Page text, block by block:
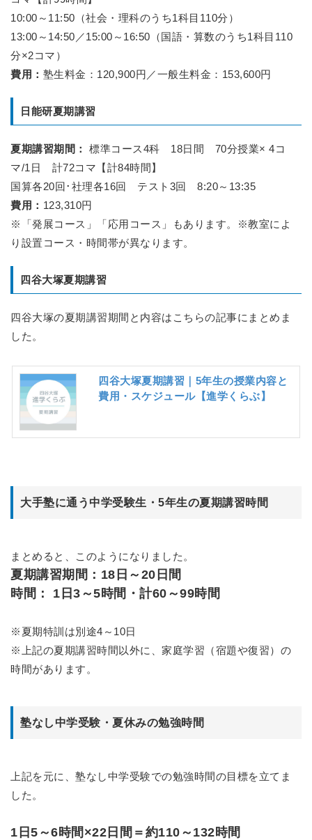
10:00～11:50（社会・理科のうち1科目110分）
13:00～14:50／15:00～16:50（国語・算数のうち1科目110
分×2コマ）
費用： 塾生料金：120,900円／一般生料金：153,600円
日能研夏期講習
夏期講習期間：
標準コース4科 18日間 70分授業× 4コ
マ/1日 計72コマ【計84時間】
国算各20回･社理各16回 テスト3回 8:20～13:35
費用： 123,310円
※「発展コース」「応用コース」もあります。※教室によ
り設置コース・時間帯が異なります。
四谷大塚夏期講習
四谷大塚の夏期講習期間と内容はこちらの記事にまとめま
した。
四谷大塚夏期講習｜5年生の授業内容と
費用・スケジュール【進学くらぶ】
大手塾に通う中学受験生・5年生の夏期講習時間
まとめると、このようになりました。
夏期講習期間：18日～20日間
時間： 1日3～5時間・計60～99時間
※夏期特訓は別途4～10日
※上記の夏期講習時間以外に、家庭学習（宿題や復習）の
時間があります。
塾なし中学受験・夏休みの勉強時間
上記を元に、塾なし中学受験での勉強時間の目標を立てま
した。
1日5～6時間×22日間＝約110～132時間